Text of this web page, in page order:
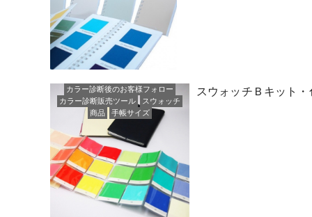
カラー診断後のお客様フォロー
カラー診断販売ツール
スウォッチ
商品
手帳サイズ
スウォッチＢキット・